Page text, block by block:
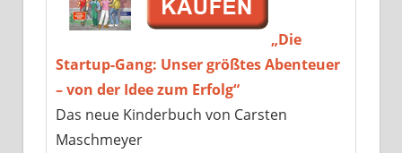
„Die
Startup-Gang: Unser größtes Abenteuer
– von der Idee zum Erfolg“
Das neue Kinderbuch von Carsten
Maschmeyer